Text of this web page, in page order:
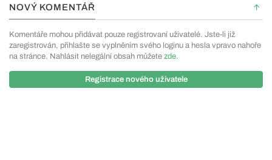
NOVÝ KOMENTÁŘ
Komentáře mohou přidávat pouze registrovaní uživatelé. Jste-li již
zaregistrován, přihlašte se vyplněním svého loginu a hesla vpravo nahoře
na stránce. Nahlásit nelegální obsah můžete zde.
Registrace nového uživatele